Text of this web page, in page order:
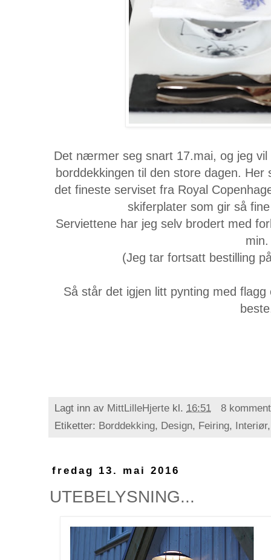
Det nærmer seg snart 17.mai, og jeg
borddekkingen til den store dagen.
det fineste serviset fra Royal
skiferplater som gir så
Serviettene har jeg selv brodert med
min.
(Jeg tar fortsatt bestilling
Så står det igjen litt pynting med
Lagt inn av MittLilleHjerte kl. 16:51
8
Etiketter: Borddekking, Design, Feiring, Interiør
fredag 13. mai 2016
UTEBELYSNING...